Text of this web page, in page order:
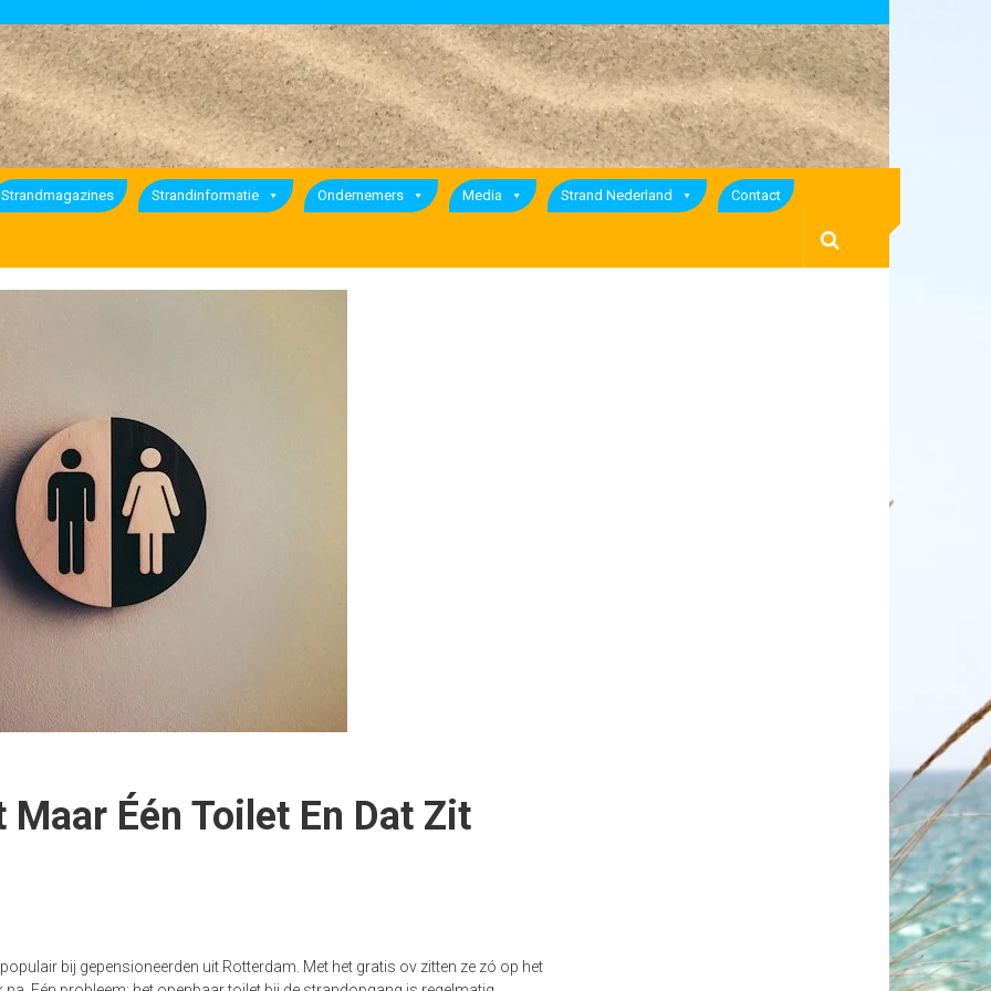
Strandmagazines Strandinformatie Ondernemers Media Strand Nederland Contact
Één Toilet En Dat Zit
bij gepensioneerden uit Rotterdam. Met het gratis ov zitten ze zó op het